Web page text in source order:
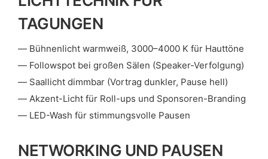
TAGUNGEN
Bühnenlicht warmweiß, 3000–4000 K für Hauttöne
Followspot bei großen Sälen (Speaker-Verfolgung)
Saallicht dimmbar (Vortrag dunkler, Pause hell)
Akzent-Licht für Roll-ups und Sponsoren-Branding
LED-Wash für stimmungsvolle Pausen
NETWORKING UND PAUSEN